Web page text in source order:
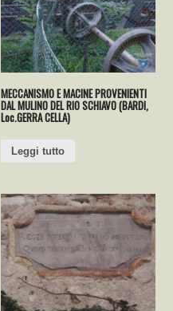
MECCANISMO E MACINE PROVENIENTI
DAL MULINO DEL RIO SCHIAVO (BARDI,
Loc.GERRA CELLA)
Leggi tutto